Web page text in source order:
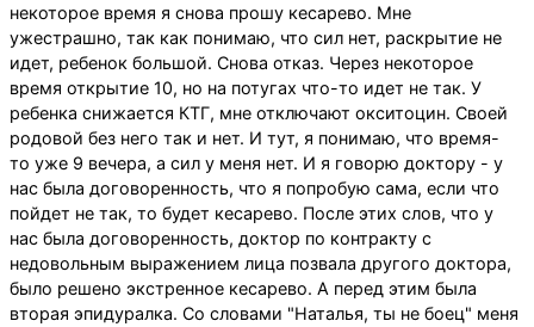
некоторое время я снова прошу кесарево. Мне
ужестрашно, так как понимаю, что сил нет, раскрытие не
идет, ребенок большой. Снова отказ. Через некоторое
время открытие 10, но на потугах что-то идет не так. У
ребенка снижается КТГ, мне отключают окситоцин. Своей
родовой без него так и нет. И тут, я понимаю, что время-
то уже 9 вечера, а сил у меня нет. И я говорю доктору - у
нас была договоренность, что я попробую сама, если что
пойдет не так, то будет кесарево. После этих слов, что у
нас была договоренность, доктор по контракту с
недовольным выражением лица позвала другого доктора,
было решено экстренное кесарево. А перед этим была
вторая эпидуралка. Со словами "Наталья, ты не боец" меня